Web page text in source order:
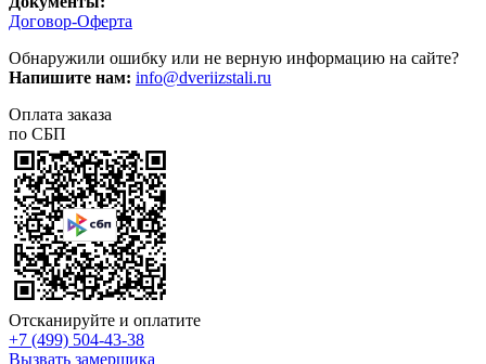
Договор-Оферта
Обнаружили ошибку или не верную информацию на сайте?
Напишите нам: info@dveriizstali.ru
Оплата заказа
по СБП
Отсканируйте и оплатите
+7 (499) 504-43-38
Вызвать замерщика